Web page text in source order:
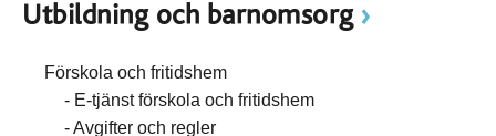
Utbildning och barnomsorg
Förskola och fritidshem
E-tjänst förskola och fritidshem
Avgifter och regler